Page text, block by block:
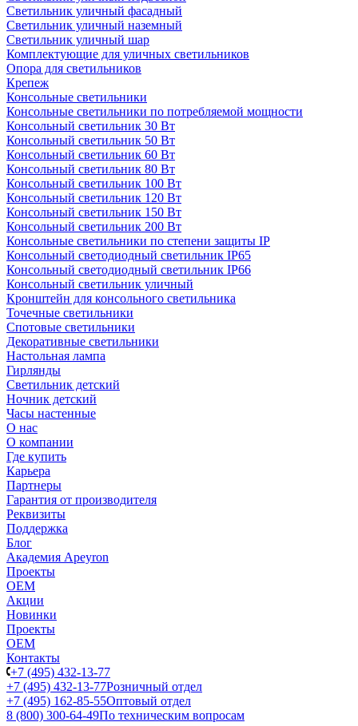
Светильник уличный фасадный
Светильник уличный наземный
Cветильник уличный шар
Комплектующие для уличных светильников
Опора для светильников
Крепеж
Консольные светильники
Консольные светильники по потребляемой мощности
Консольный светильник 30 Вт
Консольный светильник 50 Вт
Консольный светильник 60 Вт
Консольный светильник 80 Вт
Консольный светильник 100 Вт
Консольный светильник 120 Вт
Консольный светильник 150 Вт
Консольный светильник 200 Вт
Консольные светильники по степени защиты IP
Консольный светодиодный светильник IP65
Консольный светодиодный светильник IP66
Консольный светильник уличный
Кронштейн для консольного светильника
Точечные светильники
Спотовые светильники
Декоративные светильники
Настольная лампа
Гирлянды
Светильник детский
Ночник детский
Часы настенные
О нас
О компании
Где купить
Карьера
Партнеры
Гарантия от производителя
Реквизиты
Поддержка
Блог
Академия Apeyron
Проекты
ОЕМ
Акции
Новинки
Проекты
ОЕМ
Контакты
+7 (495) 432-13-77
+7 (495) 432-13-77Розничный отдел
+7 (495) 162-85-55Оптовый отдел
8 (800) 300-64-49По техническим вопросам